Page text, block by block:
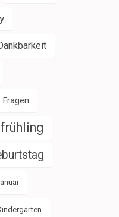
Fragen
frühling